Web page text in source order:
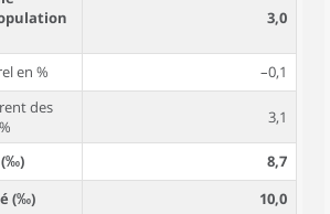
3,0
en %
–0,1
des
3,1
(‰)
8,7
(‰)
10,0